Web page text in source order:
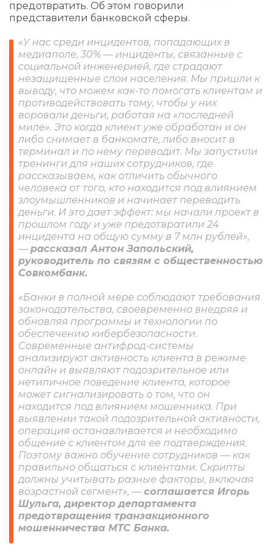
предотвратить. Об этом говорили
представители банковской сферы.
«У нас среди инцидентов, попадающих в
медиаполе, 30% — инциденты, связанные с
социальной инженерией, где страдают
незащищенные слои населения. Мы пришли к
выводу, что можем как-то помогать клиентам и
противодействовать тому, чтобы у них
воровали деньги, работая на «последней
миле». Это когда клиент уже обработан и он
либо снимает в банкомате, либо вносит в
терминал и по нему переводит. Мы запустили
тренинги для наших сотрудников, где
рассказываем, как отличить обычного
человека от того, кто находится под влиянием
злоумышленников и начинает переводить
деньги. И это дает эффект: мы начали проект в
прошлом году и уже предотвратили 24
инцидента на общую сумму в 7 млн рублей»,
— рассказал Антон Запольский,
руководитель по связям с общественностью
Совкомбанк.
«Банки в полной мере соблюдают требования
законодательства, своевременно внедряя и
обновляя программы и технологии по
обеспечению кибербезопасности.
Современные антифрод-системы
анализируют активность клиента в режиме
онлайн и выявляют подозрительное или
нетипичное поведение клиента, которое
может сигнализировать о том, что он
находится под влиянием мошенника. При
выявлении такой подозрительной активности,
операция останавливается и необходимо
общение с клиентом для ее подтверждения.
Поэтому важно обучение сотрудников — как
правильно общаться с клиентами. Скрипты
должны учитывать разные факторы, включая
возрастной сегмент», — соглашается Игорь
Шульга, директор департамента
предотвращения транзакционного
мошенничества МТС Банка.